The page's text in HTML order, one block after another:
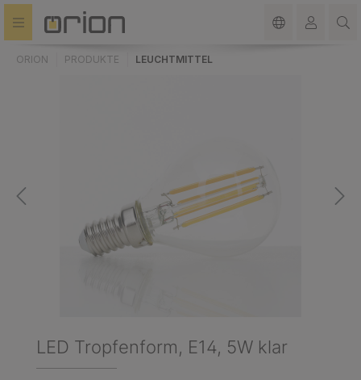
springen
ORION PRODUKTE LEUCHTMITTEL
LED Tropfenform, E14, 5W klar